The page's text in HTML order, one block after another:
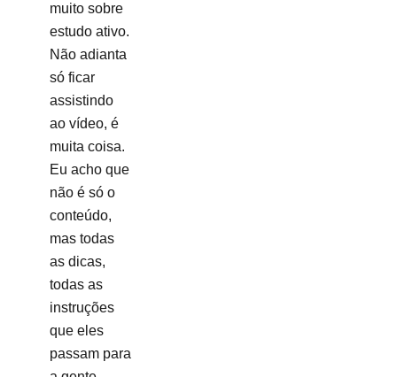
muito sobre
estudo ativo.
Não adianta
só ficar
assistindo
ao vídeo, é
muita coisa.
Eu acho que
não é só o
conteúdo,
mas todas
as dicas,
todas as
instruções
que eles
passam para